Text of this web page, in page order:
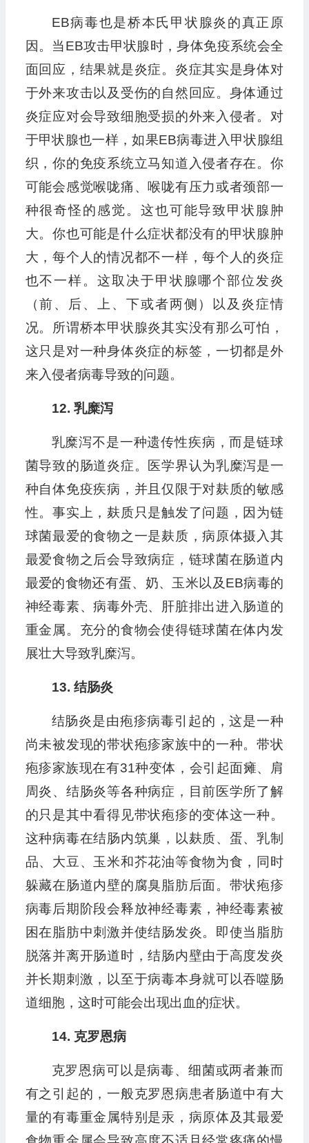
EB病毒也是桥本氏甲状腺炎的真正原
因。当EB攻击甲状腺时，身体免疫系统会全
面回应，结果就是炎症。炎症其实是身体对
于外来攻击以及受伤的自然回应。身体通过
炎症应对会导致细胞受损的外来入侵者。对
于甲状腺也一样，如果EB病毒进入甲状腺组
织，你的免疫系统立马知道入侵者存在。你
可能会感觉喉咙痛、喉咙有压力或者颈部一
种很奇怪的感觉。这也可能导致甲状腺肿
大。你也可能是什么症状都没有的甲状腺肿
大，每个人的情况都不一样，每个人的炎症
也不一样。这取决于甲状腺哪个部位发炎
（前、后、上、下或者两侧）以及炎症情
况。所谓桥本甲状腺炎其实没有那么可怕，
这只是对一种身体炎症的标签，一切都是外
来入侵者病毒导致的问题。
12. 乳糜泻
乳糜泻不是一种遗传性疾病，而是链球
菌导致的肠道炎症。医学界认为乳糜泻是一
种自体免疫疾病，并且仅限于对麸质的敏感
性。事实上，麸质只是触发了问题，因为链
球菌最爱的食物之一是麸质，病原体摄入其
最爱食物之后会导致病症，链球菌在肠道内
最爱的食物还有蛋、奶、玉米以及EB病毒的
神经毒素、病毒外壳、肝脏排出进入肠道的
重金属。充分的食物会使得链球菌在体内发
展壮大导致乳糜泻。
13. 结肠炎
结肠炎是由疱疹病毒引起的，这是一种
尚未被发现的带状疱疹家族中的一种。带状
疱疹家族现在有31种变体，会引起面瘫、肩
周炎、结肠炎等各种病症，目前医学所了解
的只是其中看得见带状疱疹的变体这一种。
这种病毒在结肠内筑巢，以麸质、蛋、乳制
品、大豆、玉米和芥花油等食物为食，同时
躲藏在肠道内壁的腐臭脂肪后面。带状疱疹
病毒后期阶段会释放神经毒素，神经毒素被
困在脂肪中刺激并使结肠发炎。即使当脂肪
脱落并离开肠道时，结肠内壁由于高度发炎
并长期刺激，以至于病毒本身就可以吞噬肠
道细胞，这时可能会出现出血的症状。
14. 克罗恩病
克罗恩病可以是病毒、细菌或两者兼而
有之引起的，一般克罗恩病患者肠道中有大
量的有毒重金属特别是汞，病原体及其最爱